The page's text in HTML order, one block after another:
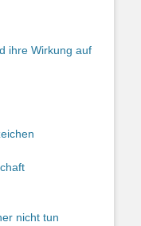
ihre Wirkung auf
nicht tun